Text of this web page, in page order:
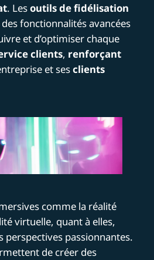
. Lesoutils de fidélisation
fonctionnalités avancées
et d’optimiser chaque
clients, renforçant
et sesclients
comme la réalité
virtuelle, quant à elles,
perspectives passionnantes.
de créer des